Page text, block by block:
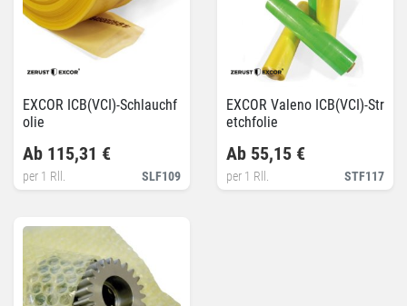
EXCOR ICB(VCI)-Schlauchf
olie
SLF109
Ab 115,31 €
per 1 Rll.
EXCOR Valeno ICB(VCI)-Str
etchfolie
STF117
Ab 55,15 €
per 1 Rll.